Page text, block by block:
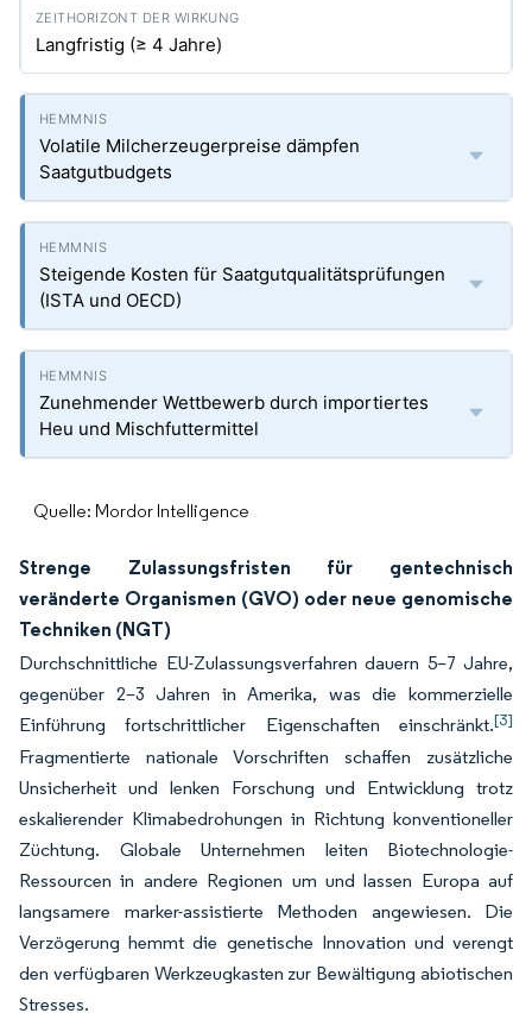
Langfristig (≥ 4 Jahre)
Volatile Milcherzeugerpreise dämpfen
Saatgutbudgets
Steigende Kosten für Saatgutqualitätsprüfungen
(ISTA und OECD)
Zunehmender Wettbewerb durch importiertes
Heu und Mischfuttermittel
Quelle: Mordor Intelligence
Strenge Zulassungsfristen für gentechnisch
veränderte Organismen (GVO) oder neue genomische
Techniken (NGT)
Durchschnittliche EU-Zulassungsverfahren dauern 5–7 Jahre,
gegenüber 2–3 Jahren in Amerika, was die kommerzielle
Einführung fortschrittlicher Eigenschaften einschränkt.[3]
Fragmentierte nationale Vorschriften schaffen zusätzliche
Unsicherheit und lenken Forschung und Entwicklung trotz
eskalierender Klimabedrohungen in Richtung konventioneller
Züchtung. Globale Unternehmen leiten Biotechnologie-
Ressourcen in andere Regionen um und lassen Europa auf
langsamere marker-assistierte Methoden angewiesen. Die
Verzögerung hemmt die genetische Innovation und verengt
den verfügbaren Werkzeugkasten zur Bewältigung abiotischen
Stresses.